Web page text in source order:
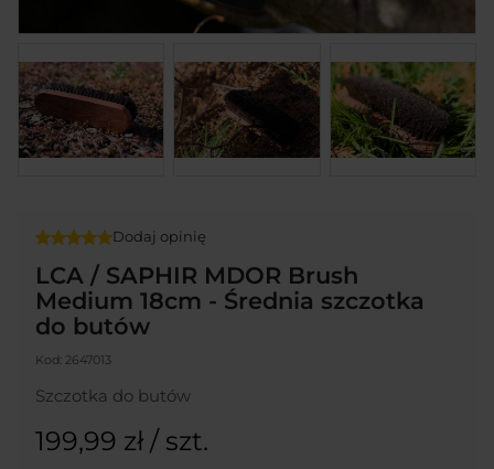
Dodaj opinię
LCA / SAPHIR MDOR Brush
Medium 18cm - Średnia szczotka
do butów
Kod: 2647013
Szczotka do butów
199,99 zł / szt.